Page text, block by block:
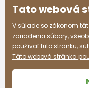
Tato webová
V súlade so zákonom
zariadenia súbory,
používať túto stránku,
Táto webová stránka